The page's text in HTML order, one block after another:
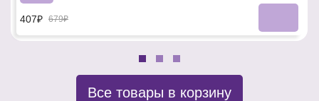
407₽ 679₽
Все товары в корзину